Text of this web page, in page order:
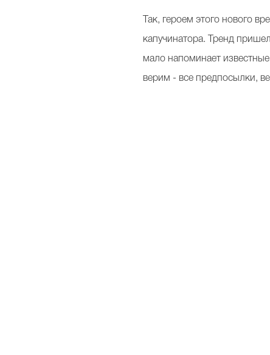
Так, героем этого нового
капучинатора. Тренд
мало напоминает
верим - все предпосылки,